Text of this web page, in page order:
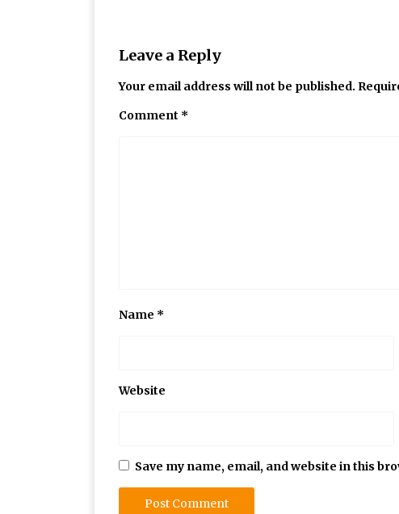
Leave a Reply
Your email address will not be published.
Comment *
Name *
Website
Save my name, email, and website in this